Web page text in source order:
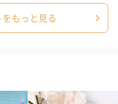
セージカ
you）ピ
）
【誕生日】
Birthday ホワ
刷なし）（
ます。
もっと見る